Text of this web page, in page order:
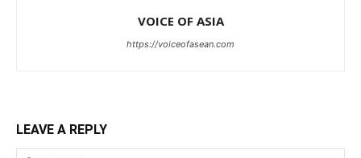
VOICE OF ASIA
https://voiceofasean.com
LEAVE A REPLY